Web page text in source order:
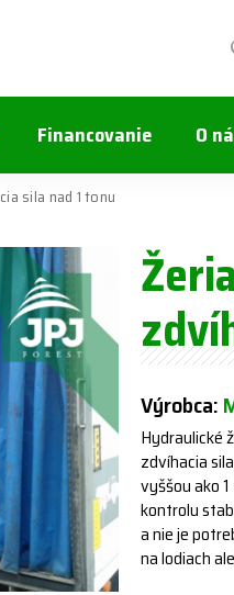
Financovanie O
sila nad 1 tonu
Výrobca:
Hydraulické
zdvíhacia
vyššou ako
kontrolu
a nie je
na lodiach